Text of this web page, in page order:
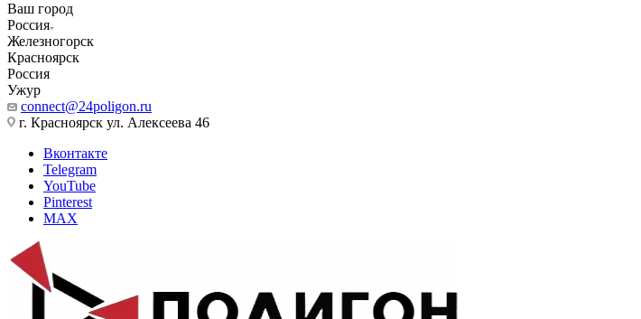
Ваш город
Россия
Железногорск
Красноярск
Россия
Ужур
connect@24poligon.ru
г. Красноярск ул. Алексеева 46
Вконтакте
Telegram
YouTube
Pinterest
MAX